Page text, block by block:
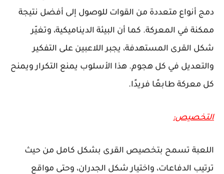
دمج أنواع متعددة من القوات للوصول إلى أفضل نتيجة
ممكنة في المعركة. كما أن البيئة الديناميكية، وتغيّر
شكل القرى المستهدفة، يجبر اللاعبين على التفكير
والتعديل في كل هجوم. هذا الأسلوب يمنع التكرار ويمنح
كل معركة طابعًا فريدًا.
التخصيص:
اللعبة تسمح بتخصيص القرى بشكل كامل من حيث
ترتيب الدفاعات، واختيار شكل الجدران، وحتى مواقع